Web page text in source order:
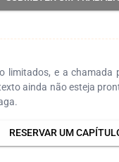
limitados, e a chamada
ainda não esteja
RESERVAR UM